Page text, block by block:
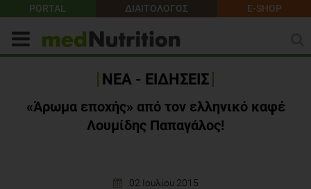
PORTAL ΔΙΑΙΤΟΛΟΓΟΣ E-SHOP
ΝΕΑ - ΕΙΔΗΣΕΙΣ
«Άρωμα εποχής» από τον ελληνικό καφέ
Λουμίδης Παπαγάλος!
02 Ιουλίου 2015